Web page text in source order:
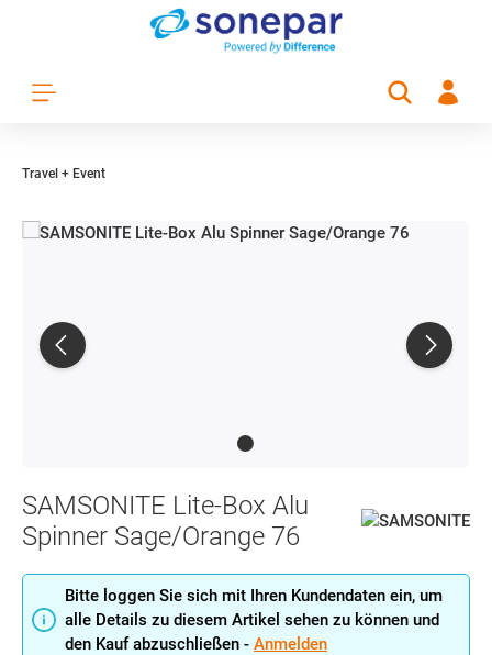
Zum Hauptinhalt springen
Travel + Event
SAMSONITE Lite-Box Alu
Spinner Sage/Orange 76
Bitte loggen Sie sich mit Ihren Kundendaten ein, um
alle Details zu diesem Artikel sehen zu können und
den Kauf abzuschließen - Anmelden